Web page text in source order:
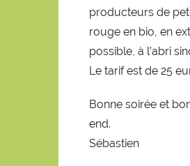
producteurs de
rouge en bio, en
possible, à l’abri
Le tarif est de 25
Bonne soirée et
end.
Sébastien